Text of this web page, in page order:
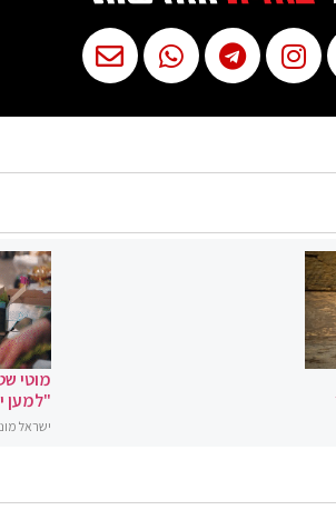
מוטי
"למען
ישראל